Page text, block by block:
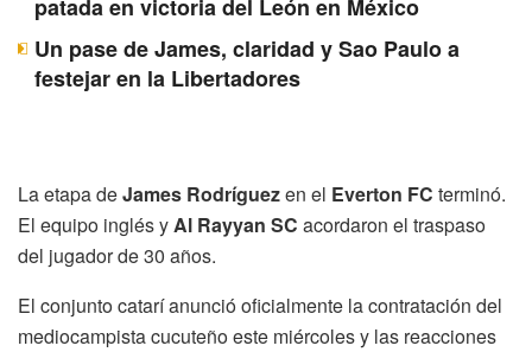
patada en victoria del León en México
Un pase de James, claridad y Sao Paulo a
festejar en la Libertadores
La etapa deJames Rodríguezen el Everton FC terminó.
El equipo inglés yAl Rayyan SC acordaron el traspaso
del jugador de 30 años.
El conjunto catarí anunció oficialmente la contratación del
mediocampista cucuteño este miércoles y las reacciones